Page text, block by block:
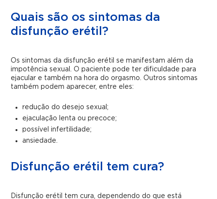
Quais são os sintomas da
disfunção erétil?
Os sintomas da disfunção erétil se manifestam além da
impotência sexual. O paciente pode ter dificuldade para
ejacular e também na hora do orgasmo.Outros sintomas
também podem aparecer, entre eles:
redução do desejo sexual;
ejaculação lenta ou precoce;
possível infertilidade;
ansiedade.
Disfunção erétil tem cura?
Disfunção erétil tem cura, dependendo do que está